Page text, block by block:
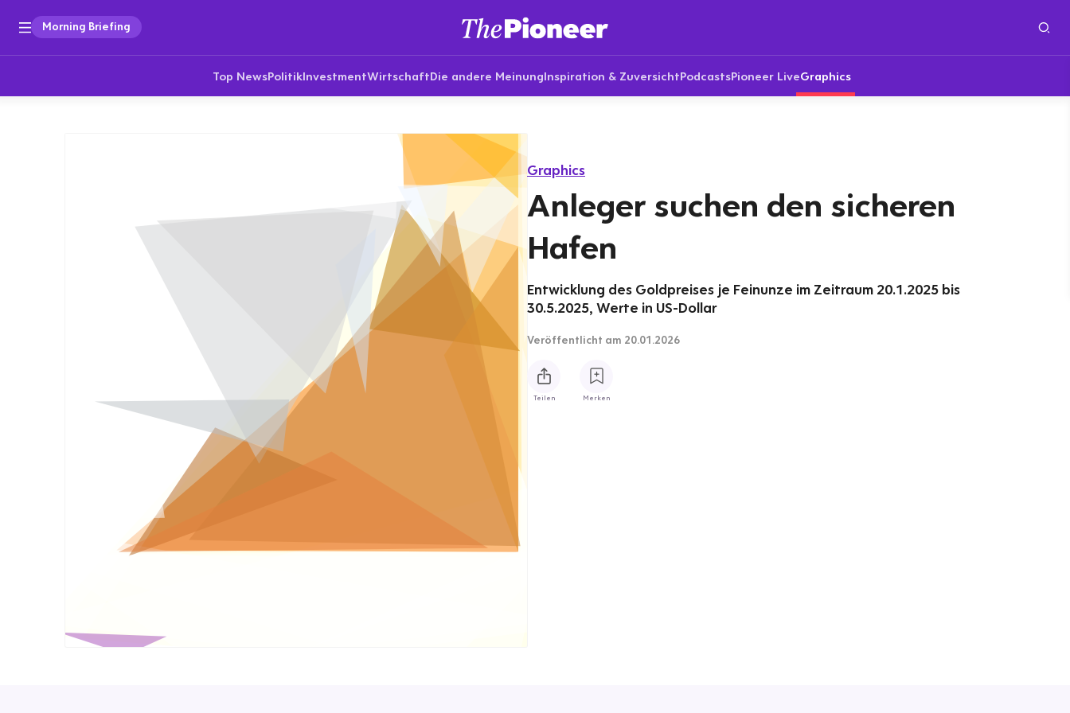
Morning Briefing
Top NewsPolitikInvestmentWirtschaftDie andere MeinungInspiration & ZuversichtPodcastsPioneer LiveGraphics
Graphics
Anleger suchen den sicheren
Hafen
Entwicklung des Goldpreises je Feinunze im Zeitraum 20.1.2025 bis
30.5.2025, Werte in US-Dollar
Veröffentlicht am 20.01.2026
Teilen Merken